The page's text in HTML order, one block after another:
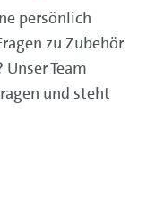
persönlich
zu Zubehör
Team
und steht